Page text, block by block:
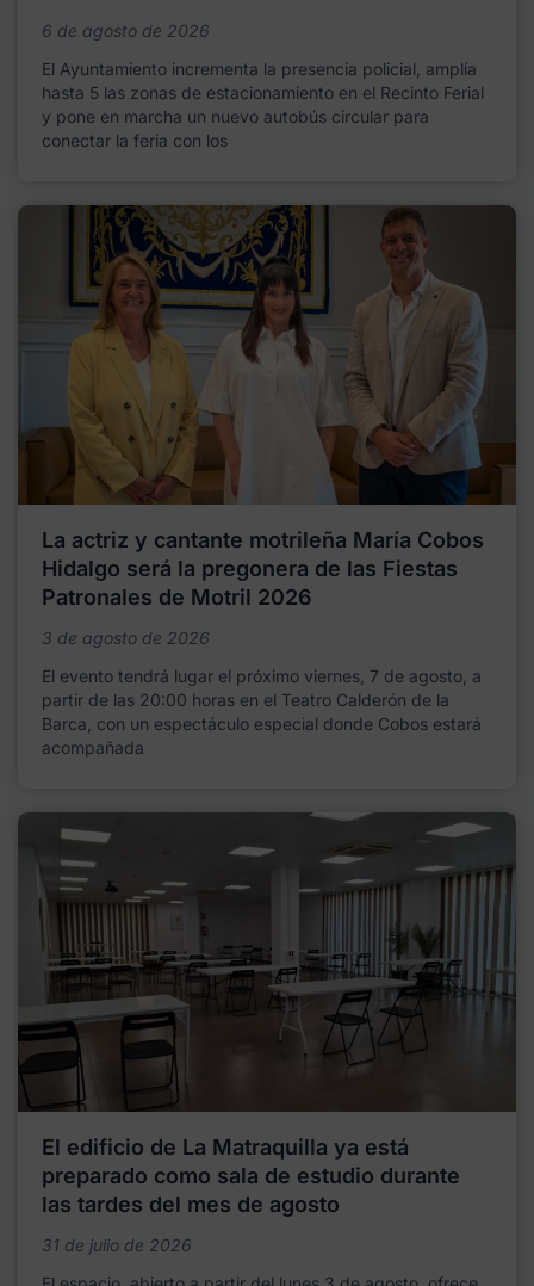
6 de agosto de 2026
El Ayuntamiento incrementa la presencia policial, amplía
hasta 5 las zonas de estacionamiento en el Recinto Ferial
y pone en marcha un nuevo autobús circular para
conectar la feria con los
La actriz y cantante motrileña María Cobos
Hidalgo será la pregonera de las Fiestas
Patronales de Motril 2026
3 de agosto de 2026
El evento tendrá lugar el próximo viernes, 7 de agosto, a
partir de las 20:00 horas en el Teatro Calderón de la
Barca, con un espectáculo especial donde Cobos estará
acompañada
El edificio de La Matraquilla ya está
preparado como sala de estudio durante
las tardes del mes de agosto
31 de julio de 2026